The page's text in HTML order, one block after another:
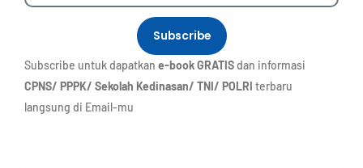
Subscribe
Subscribe untuk dapatkan e-book GRATISdan informasi
CPNS/ PPPK/ Sekolah Kedinasan/ TNI/ POLRI terbaru
langsung di Email-mu